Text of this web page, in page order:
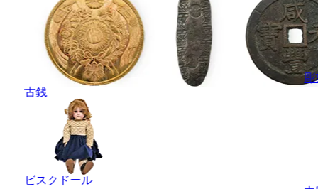
古銭
ビスクドール
彫